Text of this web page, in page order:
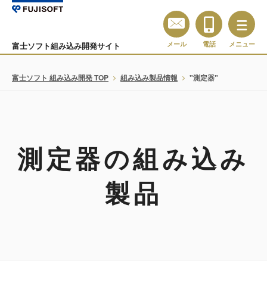
富士ソフト組み込み開発サイト メール 電話 メニュー
富士ソフト 組み込み開発 TOP 組み込み製品情報 "測定器"
測定器の組み込み
製品